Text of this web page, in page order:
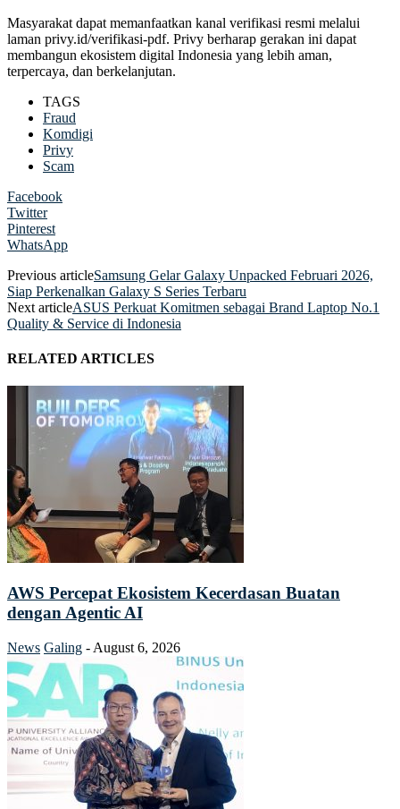
Masyarakat dapat memanfaatkan kanal verifikasi resmi melalui
laman privy.id/verifikasi-pdf. Privy berharap gerakan ini dapat
membangun ekosistem digital Indonesia yang lebih aman,
terpercaya, dan berkelanjutan.
TAGS
Fraud
Komdigi
Privy
Scam
Facebook
Twitter
Pinterest
WhatsApp
Previous articleSamsung Gelar Galaxy Unpacked Februari 2026,
Siap Perkenalkan Galaxy S Series Terbaru
Next articleASUS Perkuat Komitmen sebagai Brand Laptop No.1
Quality & Service di Indonesia
RELATED ARTICLES
AWS Percepat Ekosistem Kecerdasan Buatan
dengan Agentic AI
News Galing - August 6, 2026